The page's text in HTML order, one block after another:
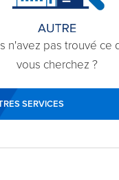
n'avez pas trouvé ce
vous cherchez ?
SERVICES